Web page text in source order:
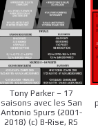
Tony Parker – 17
saisons avec les San
Antonio Spurs (2001-
2018) (c) B-Rise, RS